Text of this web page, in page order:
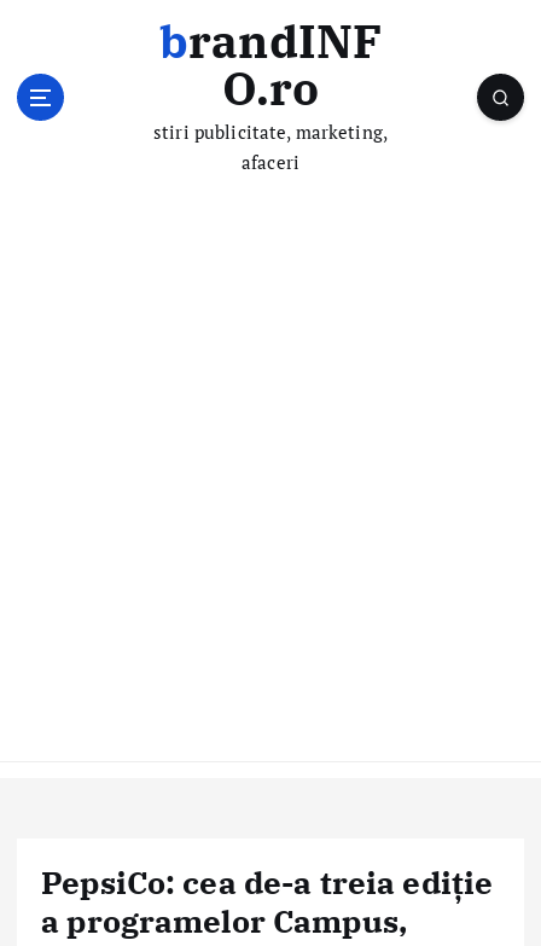
brandINF
O.ro
stiri publicitate, marketing,
afaceri
PepsiCo: cea de-a treia ediție
a programelor Campus,